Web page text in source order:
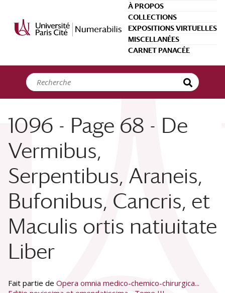
À PROPOS
COLLECTIONS
EXPOSITIONS VIRTUELLES
MISCELLANÉES
CARNET PANACÉE
1096 - Page 68 - De
Vermibus,
Serpentibus, Araneis,
Bufonibus, Cancris, et
Maculis ortis natiuitate
Liber
Fait partie de Opera omnia medico-chemico-chirurgica...